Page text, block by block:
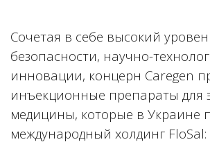
Сочетая в себе высокий
безопасности, научно-
инновации, концерн Caregen
инъекционные препараты для
медицины, которые в Украине
международный холдинг FloSal: